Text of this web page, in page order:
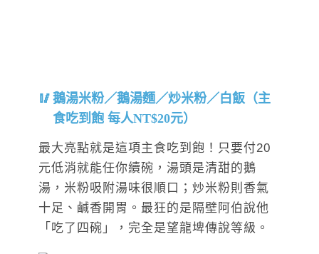
鵝湯米粉／鵝湯麵／炒米粉／白飯（主
食吃到飽 每人NT$20元）
最大亮點就是這項主食吃到飽！只要付20
元低消就能任你續碗，湯頭是清甜的鵝
湯，米粉吸附湯味很順口；炒米粉則香氣
十足、鹹香開胃。最狂的是隔壁阿伯說他
「吃了四碗」，完全是望龍埤傳說等級。